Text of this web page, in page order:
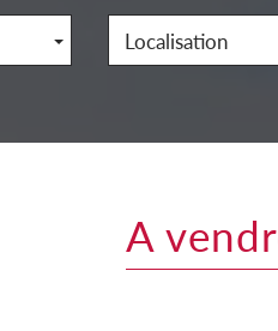
Localisation
a